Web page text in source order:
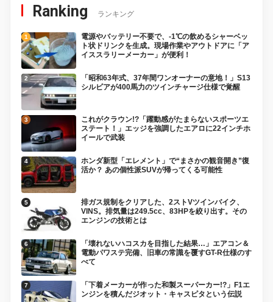
Ranking ランキング
電源やバッテリー不要で、-1℃の飲めるシャーベッ
ト状ドリンクを生成。現場作業やアウトドアに「ア
イススラリーメーカー」が便利！
「昭和63年式、37年間ワンオーナーの意地！」S13
シルビアが400馬力のツインチャージ仕様で覚醒
これがクラウン!?「躍動感がたまらないスポーツエ
ステート！」エッジを強調したエアロに22インチホ
イールで武装
ホンダ新型「エレメント」で“まさかの観音開き”復
活か？ あの個性派SUVが帰ってくる可能性
排ガス規制をクリアした、2ストVツインバイク、
VINS。排気量は249.5cc、83HPを絞り出す。その
エンジンの技術とは
「壊れないハコスカを目指した結果…」エアコン＆
電動パワステ完備、旧車の常識を覆すGT-R仕様のす
べて
「下着メーカーが作った和製スーパーカー!?」F1エ
ンジンを積んだジオット・キャスピタという伝説